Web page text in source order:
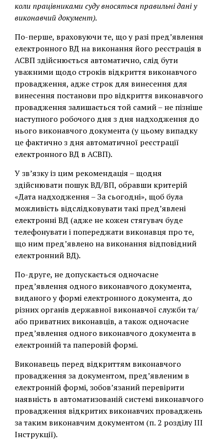
коли працівниками суду вносяться правильні дані у
виконавчий документ).
По-перше, враховуючи те, що у разі пред’явлення
електронного ВД на виконання його реєстрація в
АСВП здійснюється автоматично, слід бути
уважними щодо строків відкриття виконавчого
провадження, адже строк для винесення для
винесення постанови про відкриття виконавчого
провадження залишається той самий – не пізніше
наступного робочого дня з дня надходження до
нього виконавчого документа (у цьому випадку
це фактично з дня автоматичної реєстрації
електронного ВД в АСВП).
У зв’язку із цим рекомендація – щодня
здійснювати пошук ВД/ВП, обравши критерій
«Дата надходження – За сьогодні», щоб була
можливість відслідковувати такі пред’явлені
електронні ВД (адже не кожен стягувач буде
телефонувати і попереджати виконавця про те,
що ним пред’явлено на виконання відповідний
електронний ВД).
По-друге, не допускається одночасне
пред’явлення одного виконавчого документа,
виданого у формі електронного документа, до
різних органів державної виконавчої служби та/
або приватних виконавців, а також одночасне
пред’явлення одного виконавчого документа в
електронній та паперовій формі.
Виконавець перед відкриттям виконавчого
провадження за документом, пред’явленим в
електронній формі, зобов’язаний перевірити
наявність в автоматизованій системі виконавчого
провадження відкритих виконавчих проваджень
за таким виконавчим документом (п. 2 розділу III
Інструкції).